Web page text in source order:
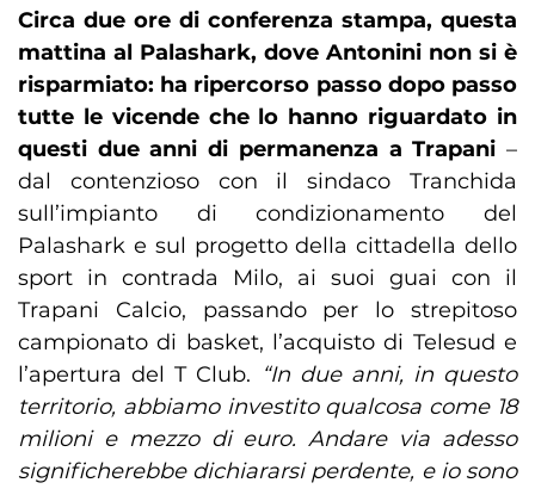
Circa due ore di conferenza stampa, questa
mattina al Palashark, dove Antonini non si è
risparmiato: ha ripercorso passo dopo passo
tutte le vicende che lo hanno riguardato in
questi due anni di permanenza a Trapani –
dal contenzioso con il sindaco Tranchida
sull’impianto di condizionamento del
Palashark e sul progetto della cittadella dello
sport in contrada Milo, ai suoi guai con il
Trapani Calcio, passando per lo strepitoso
campionato di basket, l’acquisto di Telesud e
l’apertura del T Club. “In due anni, in questo
territorio, abbiamo investito qualcosa come 18
milioni e mezzo di euro. Andare via adesso
significherebbe dichiararsi perdente, e io sono